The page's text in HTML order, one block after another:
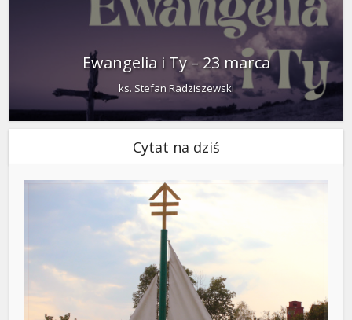
Ewangelia i Ty – 23 marca
ks. Stefan Radziszewski
Cytat na dziś